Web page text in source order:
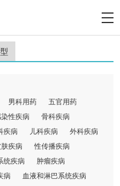
男科用药
五官用药
染性疾病
骨科疾病
疾病 儿科疾病
外科疾病
肤疾病
性传播疾病
统疾病
肿瘤疾病
病
血液和淋巴系统疾病